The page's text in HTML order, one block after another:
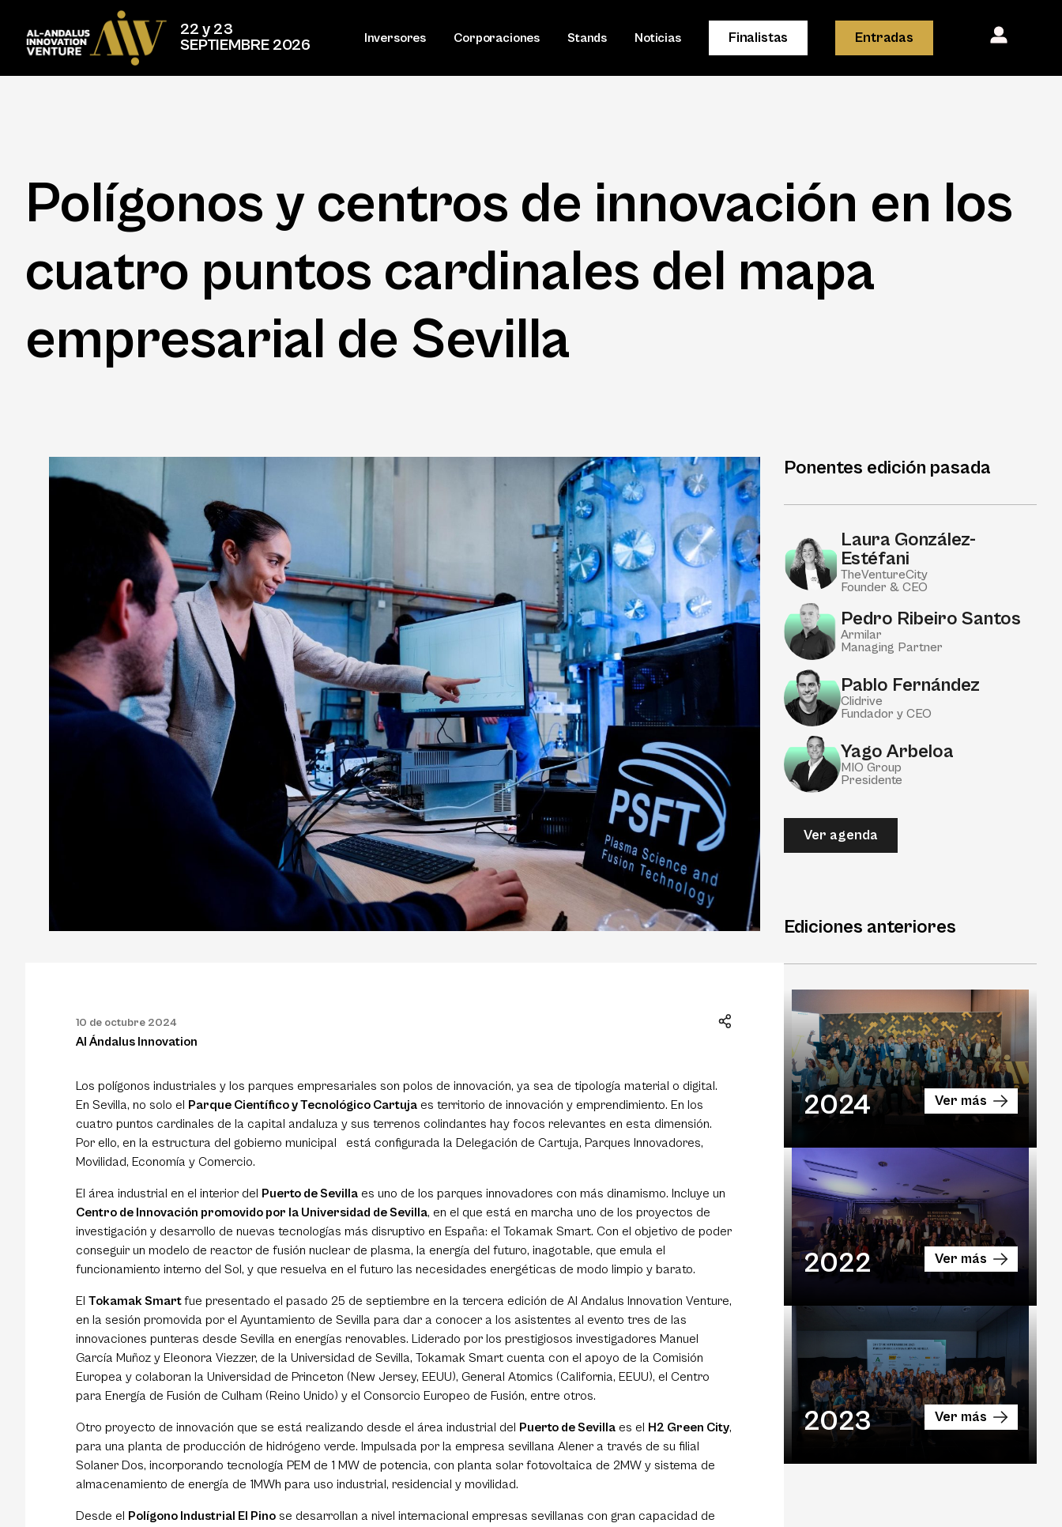
22 y 23
SEPTIEMBRE 2026
Inversores Corporaciones Stands Noticias Finalistas Entradas
Polígonos y centros de innovación en los
cuatro puntos cardinales del mapa
empresarial de Sevilla
10 de octubre 2024
Al Ándalus Innovation
Los polígonos industriales y los parques empresariales son polos de innovación, ya sea de tipología material o digital.
En Sevilla, no solo el Parque Científico y Tecnológico Cartuja es territorio de innovación y emprendimiento. En los
cuatro puntos cardinales de la capital andaluza y sus terrenos colindantes hay focos relevantes en esta dimensión.
Por ello, en la estructura del gobierno municipal está configurada la Delegación de Cartuja, Parques Innovadores,
Movilidad, Economía y Comercio.
El área industrial en el interior del Puerto de Sevilla es uno de los parques innovadores con más dinamismo. Incluye un
Centro de Innovación promovido por la Universidad de Sevilla, en el que está en marcha uno de los proyectos de
investigación y desarrollo de nuevas tecnologías más disruptivo en España: el Tokamak Smart. Con el objetivo de poder
conseguir un modelo de reactor de fusión nuclear de plasma, la energía del futuro, inagotable, que emula el
funcionamiento interno del Sol, y que resuelva en el futuro las necesidades energéticas de modo limpio y barato.
El Tokamak Smartfue presentado el pasado 25 de septiembre en la tercera edición de Al Andalus Innovation Venture,
en la sesión promovida por el Ayuntamiento de Sevilla para dar a conocer a los asistentes al evento tres de las
innovaciones punteras desde Sevilla en energías renovables. Liderado por los prestigiosos investigadores Manuel
García Muñoz y Eleonora Viezzer, de la Universidad de Sevilla, Tokamak Smart cuenta con el apoyo de la Comisión
Europea y colaboran la Universidad de Princeton (New Jersey, EEUU), General Atomics (California, EEUU), el Centro
para Energía de Fusión de Culham (Reino Unido) y el Consorcio Europeo de Fusión, entre otros.
Otro proyecto de innovación que se está realizando desde el área industrial del Puerto de Sevilla es el H2 Green City,
para una planta de producción de hidrógeno verde. Impulsada por la empresa sevillana Alener a través de su filial
Solaner Dos, incorporando tecnología PEM de 1 MW de potencia, con planta solar fotovoltaica de 2MW y sistema de
almacenamiento de energía de 1MWh para uso industrial, residencial y movilidad.
Desde el Polígono Industrial El Pino se desarrollan a nivel internacional empresas sevillanas con gran capacidad de
Laura González-
Estéfani
TheVentureCity
Founder & CEO
Pedro Ribeiro Santos
Armilar
Managing Partner
Pablo Fernández
Clidrive
Fundador y CEO
Yago Arbeloa
MIO Group
Presidente
Ver agenda
Ediciones anteriores
2024 Ver más
2022 Ver más
2023 Ver más